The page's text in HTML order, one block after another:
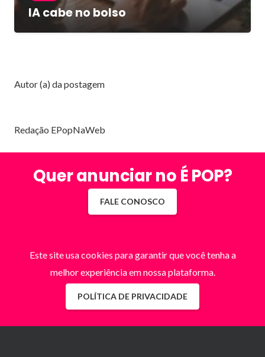
IA cabe no bolso
Autor (a) da postagem
Redação EPopNaWeb
Quer anunciar no É POP?
FALE CONOSCO
Este site usa cookies para garantir que você tenha a
melhor experiência em nossa plataforma.
POLÍTICA DE PRIVACIDADE